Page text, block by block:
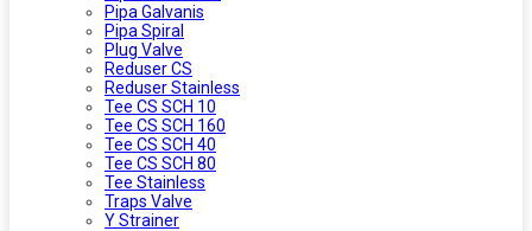
Pipa Galvanis
Pipa Spiral
Plug Valve
Reduser CS
Reduser Stainless
Tee CS SCH 10
Tee CS SCH 160
Tee CS SCH 40
Tee CS SCH 80
Tee Stainless
Traps Valve
Y Strainer